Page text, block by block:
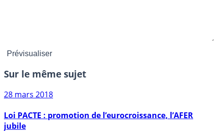
Sur le même sujet
28 mars 2018